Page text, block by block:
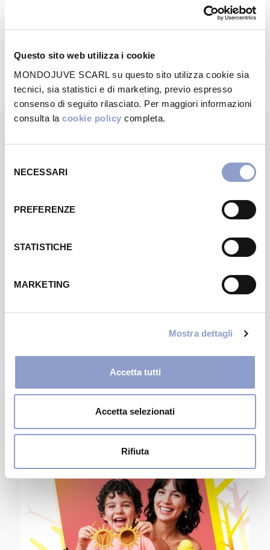
Questo sito web utilizza i cookie
MONDOJUVE SCARL su questo sito utilizza cookie sia
tecnici, sia statistici e di marketing, previo espresso
consenso di seguito rilasciato. Per maggiori informazioni
consulta la cookie policy completa.
delNECESSARI
PREFERENZE
STATISTICHE
MARKETING
Mostra dettagli
Accetta tutti
Accetta selezionati
Rifiuta
benessere pubblico.
Contro il cancro #sostienicandiolo
Altrieventi
Scarica l’App e ricevi il Drink dell’estate in
DAL 10 AL 12 LUGLIO